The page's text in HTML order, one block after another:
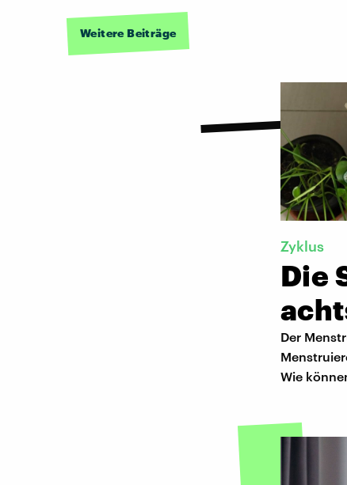
Weitere Beiträge
Zyklus
Die
Der
Wie